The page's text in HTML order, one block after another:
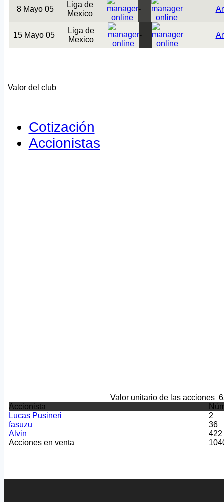
8 Mayo 05
Liga de
Mexico
-
15 Mayo 05
Liga de
Mexico
-
Valor del club
Cotización
Accionistas
Valor unitario de las acciones
Accionista
Lucas Pusineri
2
fasuzu
36
Alvin
422
Acciones en venta